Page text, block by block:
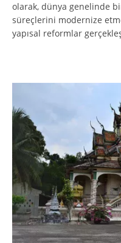
olarak, dünya genelinde
süreçlerini modernize
yapısal reformlar